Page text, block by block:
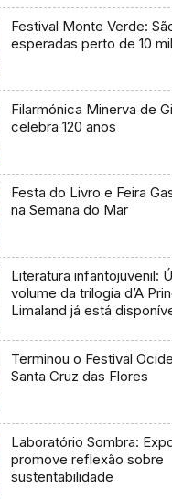
Festival Monte Verde:
esperadas perto de 10
Filarmónica Minerva de
celebra 120 anos
Festa do Livro e Feira
na Semana do Mar
Literatura infantojuvenil:
volume da trilogia d’A
Limaland já está
Terminou o Festival
Santa Cruz das Flores
Laboratório Sombra:
promove reflexão sobre
sustentabilidade